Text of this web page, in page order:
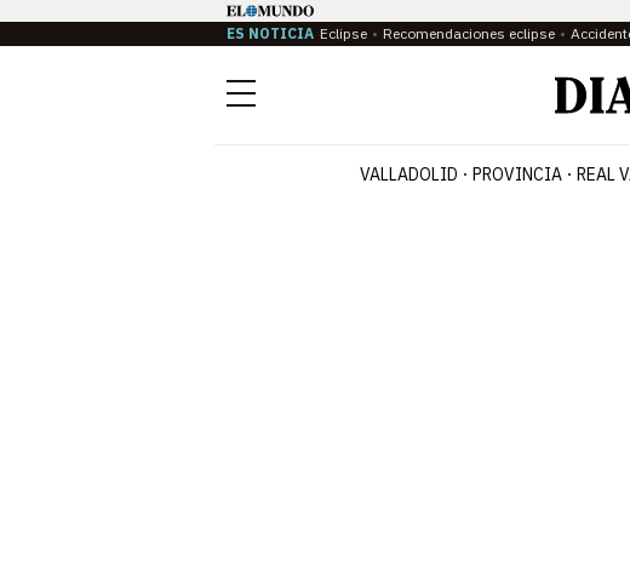
ES NOTICIA Eclipse Recomendaciones eclipse
Menú
VALLADOLID PROVINCIA REAL